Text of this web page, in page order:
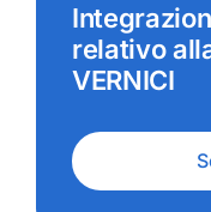
relativo
VERNICI